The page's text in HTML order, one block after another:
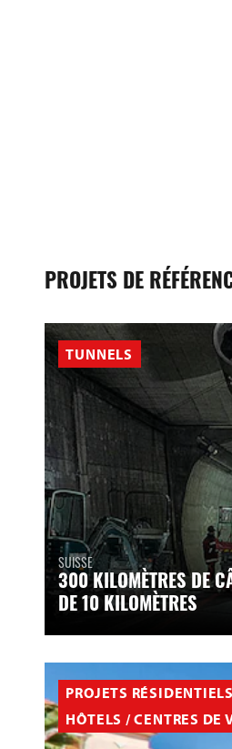
PROJETS DE
TUNNELS
SUISSE
300 KILOMÈTRES DE
DE 10 KILOMÈTRES
PROJETS RÉSIDENTIELS
HÔTELS / CENTRES DE